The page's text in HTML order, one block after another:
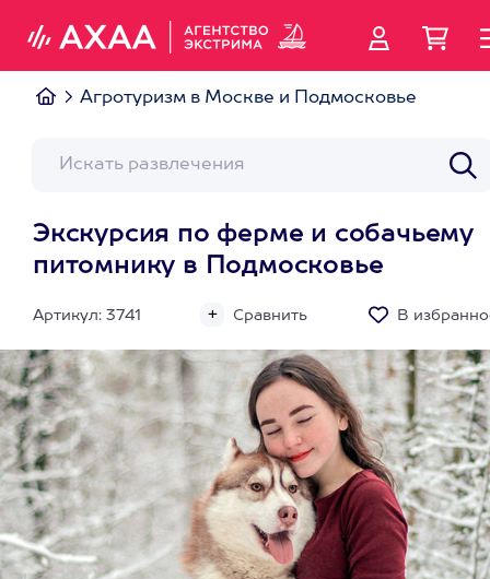
Агротуризм в Москве и Подмосковье
Экскурсия по ферме и собачьему
питомнику в Подмосковье
Артикул: 3741 Сравнить В